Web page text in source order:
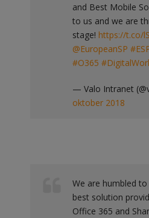
and Best Mobile
to us and we are
stage! https://t.co/
@EuropeanSP
#O365
— Valo Intranet
oktober 2018
We are humbled
best solution
Office 365 and